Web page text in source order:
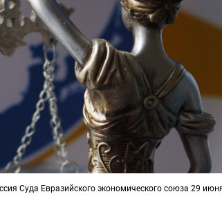
Суда Евразийского экономического союза 29